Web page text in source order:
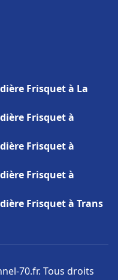
Frisquet à La
Frisquet à
Frisquet à
Frisquet à
Frisquet à Trans
70.fr. Tous droits